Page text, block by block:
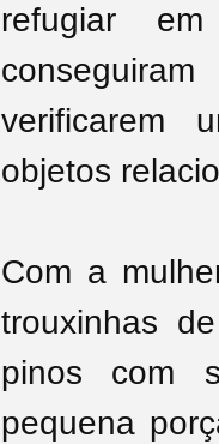
refugiar
verificarem
objetos
Com a
trouxinhas
pinos com
pequena